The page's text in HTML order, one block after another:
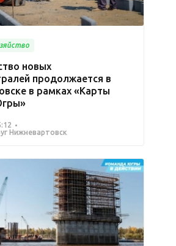
новых
продолжается в
в рамках «Карты
Нижневартовск